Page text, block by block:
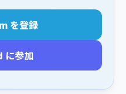
を登録
に参加